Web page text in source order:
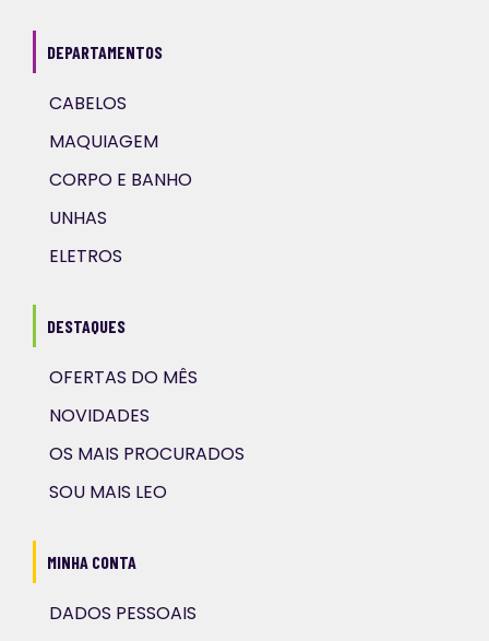
DEPARTAMENTOS
CABELOS
MAQUIAGEM
CORPO E BANHO
UNHAS
ELETROS
DESTAQUES
OFERTAS DO MÊS
NOVIDADES
OS MAIS PROCURADOS
SOU MAIS LEO
MINHA CONTA
DADOS PESSOAIS